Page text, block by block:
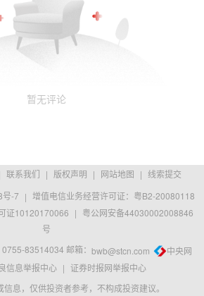
暂无评论
联系我们 | 版权声明 | 网站地图 | 线索提交
号-7 | 增值电信业务经营许可证：粤B2-20080118
证10120170066 | 粤公网安备44030002008846
号
83514034 邮箱： bwb@stcn.com
中央网
信息举报中心 | 证券时报网举报中心
息，仅供投资者参考，不构成投资建议。